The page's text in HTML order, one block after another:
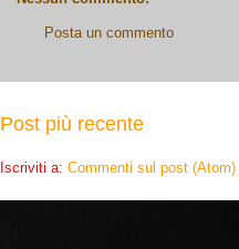
Posta un commento
Post più recente
Iscriviti a: Commenti sul post (Atom)